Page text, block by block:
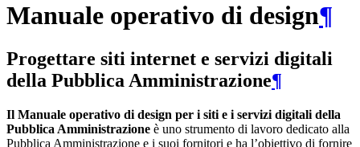
Manuale operativo di design¶
Progettare siti internet e servizi digitali
della Pubblica Amministrazione¶
Il Manuale operativo di design per i siti e i servizi digitali della
Pubblica Amministrazione è uno strumento di lavoro dedicato alla
Pubblica Amministrazione e i suoi fornitori e ha l’obiettivo di fornire